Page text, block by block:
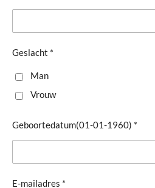
Geslacht *
Man
Vrouw
Geboortedatum(01-01-1960) *
E-mailadres *